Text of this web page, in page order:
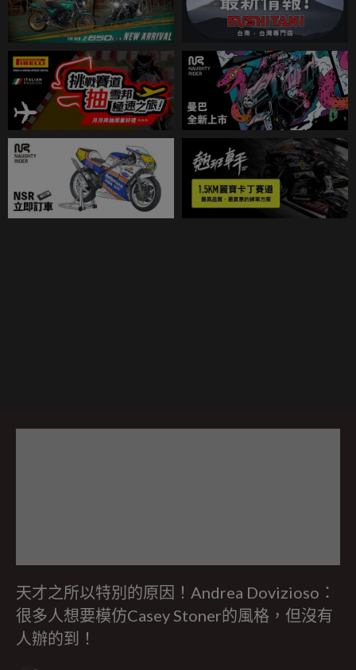
天才之所以特別的原因！Andrea Dovizioso：
很多人想要模仿Casey Stoner的風格，但沒有
人辦的到！